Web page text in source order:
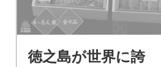
徳之島が世界に誇